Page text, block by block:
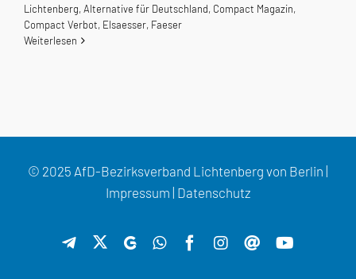
Lichtenberg,Alternative für Deutschland, Compact Magazin,
Compact Verbot, Elsaesser, Faeser
Weiterlesen
© 2025 AfD-Bezirksverband Lichtenberg von Berlin |
Impressum | Datenschutz
TelegramGETTRWhatsAppFacebook
Instagram
Threads